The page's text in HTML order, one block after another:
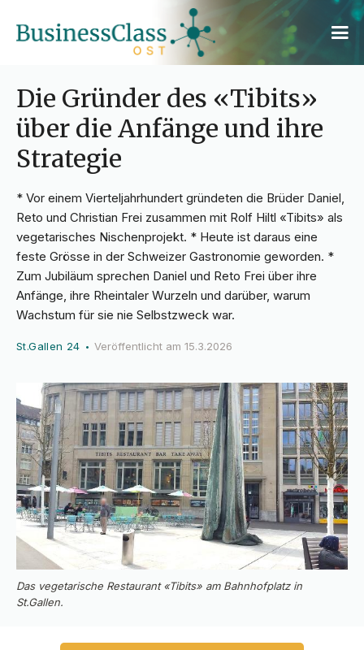
Die Gründer des «Tibits»
über die Anfänge und ihre
Strategie
* Vor einem Vierteljahrhundert gründeten die Brüder Daniel,
Reto und Christian Frei zusammen mit Rolf Hiltl «Tibits» als
vegetarisches Nischenprojekt. * Heute ist daraus eine
feste Grösse in der Schweizer Gastronomie geworden. *
Zum Jubiläum sprechen Daniel und Reto Frei über ihre
Anfänge, ihre Rheintaler Wurzeln und darüber, warum
Wachstum für sie nie Selbstzweck war.
St.Gallen 24 • Veröffentlicht am 15.3.2026
Das vegetarische Restaurant «Tibits» am Bahnhofplatz in
St.Gallen.